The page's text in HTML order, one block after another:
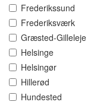
Frederikssund
Frederiksværk
Græsted-Gilleleje
Helsinge
Helsingør
Hillerød
Hundested